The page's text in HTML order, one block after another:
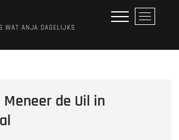
WAT ANJA DAGELIJKS
M
e
de Uil in